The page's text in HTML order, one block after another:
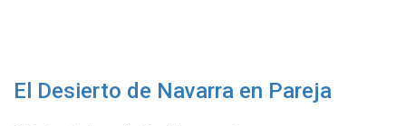
El Desierto de Navarra en Pareja